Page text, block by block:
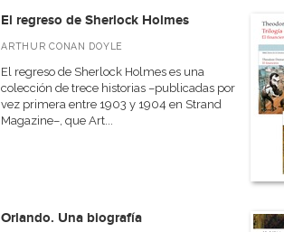
El regreso de Sherlock Holmes
ARTHUR CONAN DOYLE
El regreso de Sherlock Holmes es una
colección de trece historias –publicadas por
vez primera entre 1903 y 1904 en Strand
Magazine–, que Art...
Orlando. Una biografía